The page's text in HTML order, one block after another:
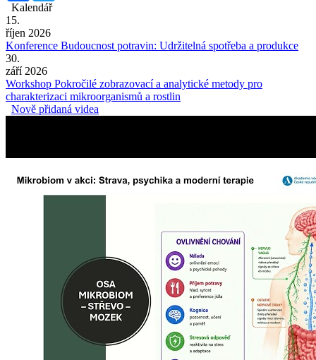
Kalendář
15.
říjen 2026
Konference Budoucnost potravin: Udržitelná spotřeba a produkce
30.
září 2026
Workshop Pokročilé zobrazovací a analytické metody pro
charakterizaci mikroorganismů a rostlin
Nově přidaná videa